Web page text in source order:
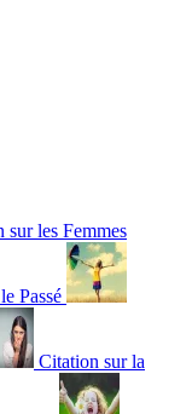
sur les Femmes
Passé
Citation sur la